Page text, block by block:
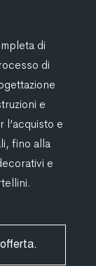
di
di
e
e
fino alla
e